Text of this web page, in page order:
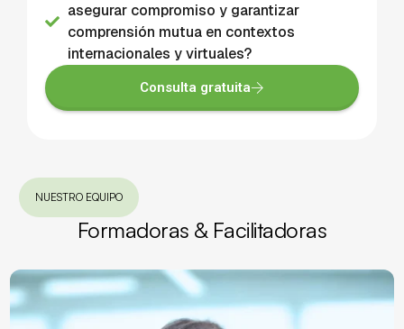
asegurar compromiso y garantizar
comprensión mutua en contextos
internacionales y virtuales?
Consulta gratuita
NUESTRO EQUIPO
Formadoras & Facilitadoras